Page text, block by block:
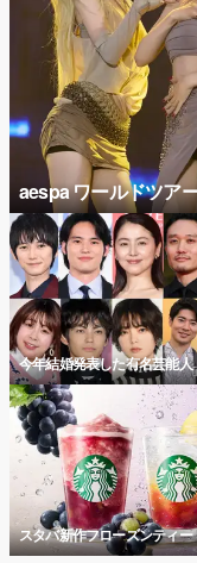
aespa ワールドツア
今年結婚発表した有名芸能人
スタバ新作フローズンティー